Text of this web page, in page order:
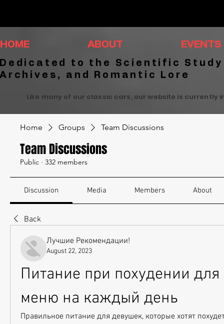
HOME ABOUT EVENTS
Dedicated to the Scientific
Archives, and Romantic Lore
Like many of our classic cars, our website is
Home Groups Team Discussions
Team Discussions
Public · 332 members
Discussion Media Members About
Back
Лучшие Рекомендации!
August 22, 2023
Питание при похудении
меню на каждый день
Правильное питание для девушек, которые хотят